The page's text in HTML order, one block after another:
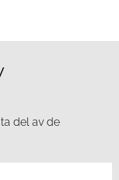
del av de